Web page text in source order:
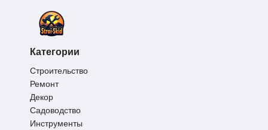
Категории
Строительство
Ремонт
Декор
Садоводство
Инструменты